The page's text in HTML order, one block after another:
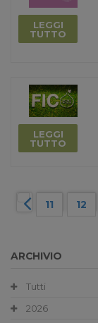
LEGGI
TUTTO
LEGGI
TUTTO
11 12
ARCHIVIO
Tutti
2026